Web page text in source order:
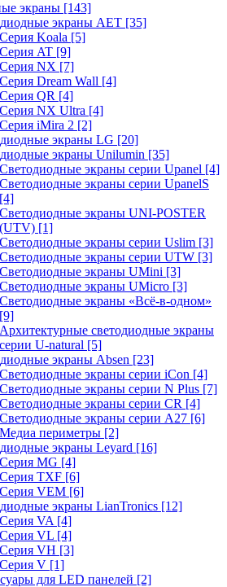
экраны [143]
экраны AET [35]
Cерия Koala [5]
Серия AT [9]
Серия NX [7]
Серия Dream Wall [4]
Серия QR [4]
Серия NX Ultra [4]
Серия iMira 2 [2]
экраны LG [20]
экраны Unilumin [35]
Светодиодные экраны серии Upanel [4]
Светодиодные экраны серии UpanelS
[4]
Светодиодные экраны UNI-POSTER
(UTV) [1]
Светодиодные экраны серии Uslim [3]
Светодиодные экраны серии UTW [3]
Светодиодные экраны UMini [3]
Светодиодные экраны UMicro [3]
Светодиодные экраны «Всё-в-одном»
[9]
Архитектурные светодиодные экраны
серии U-natural [5]
экраны Absen [23]
Светодиодные экраны серии iCon [4]
Светодиодные экраны серии N Plus [7]
Светодиодные экраны серии CR [4]
Светодиодные экраны серии А27 [6]
Медиа периметры [2]
экраны Leyard [16]
Серия MG [4]
Серия TXF [6]
Серия VEM [6]
экраны LianTronics [12]
Серия VA [4]
Серия VL [4]
Серия VH [3]
Серия V [1]
для LED панелей [2]